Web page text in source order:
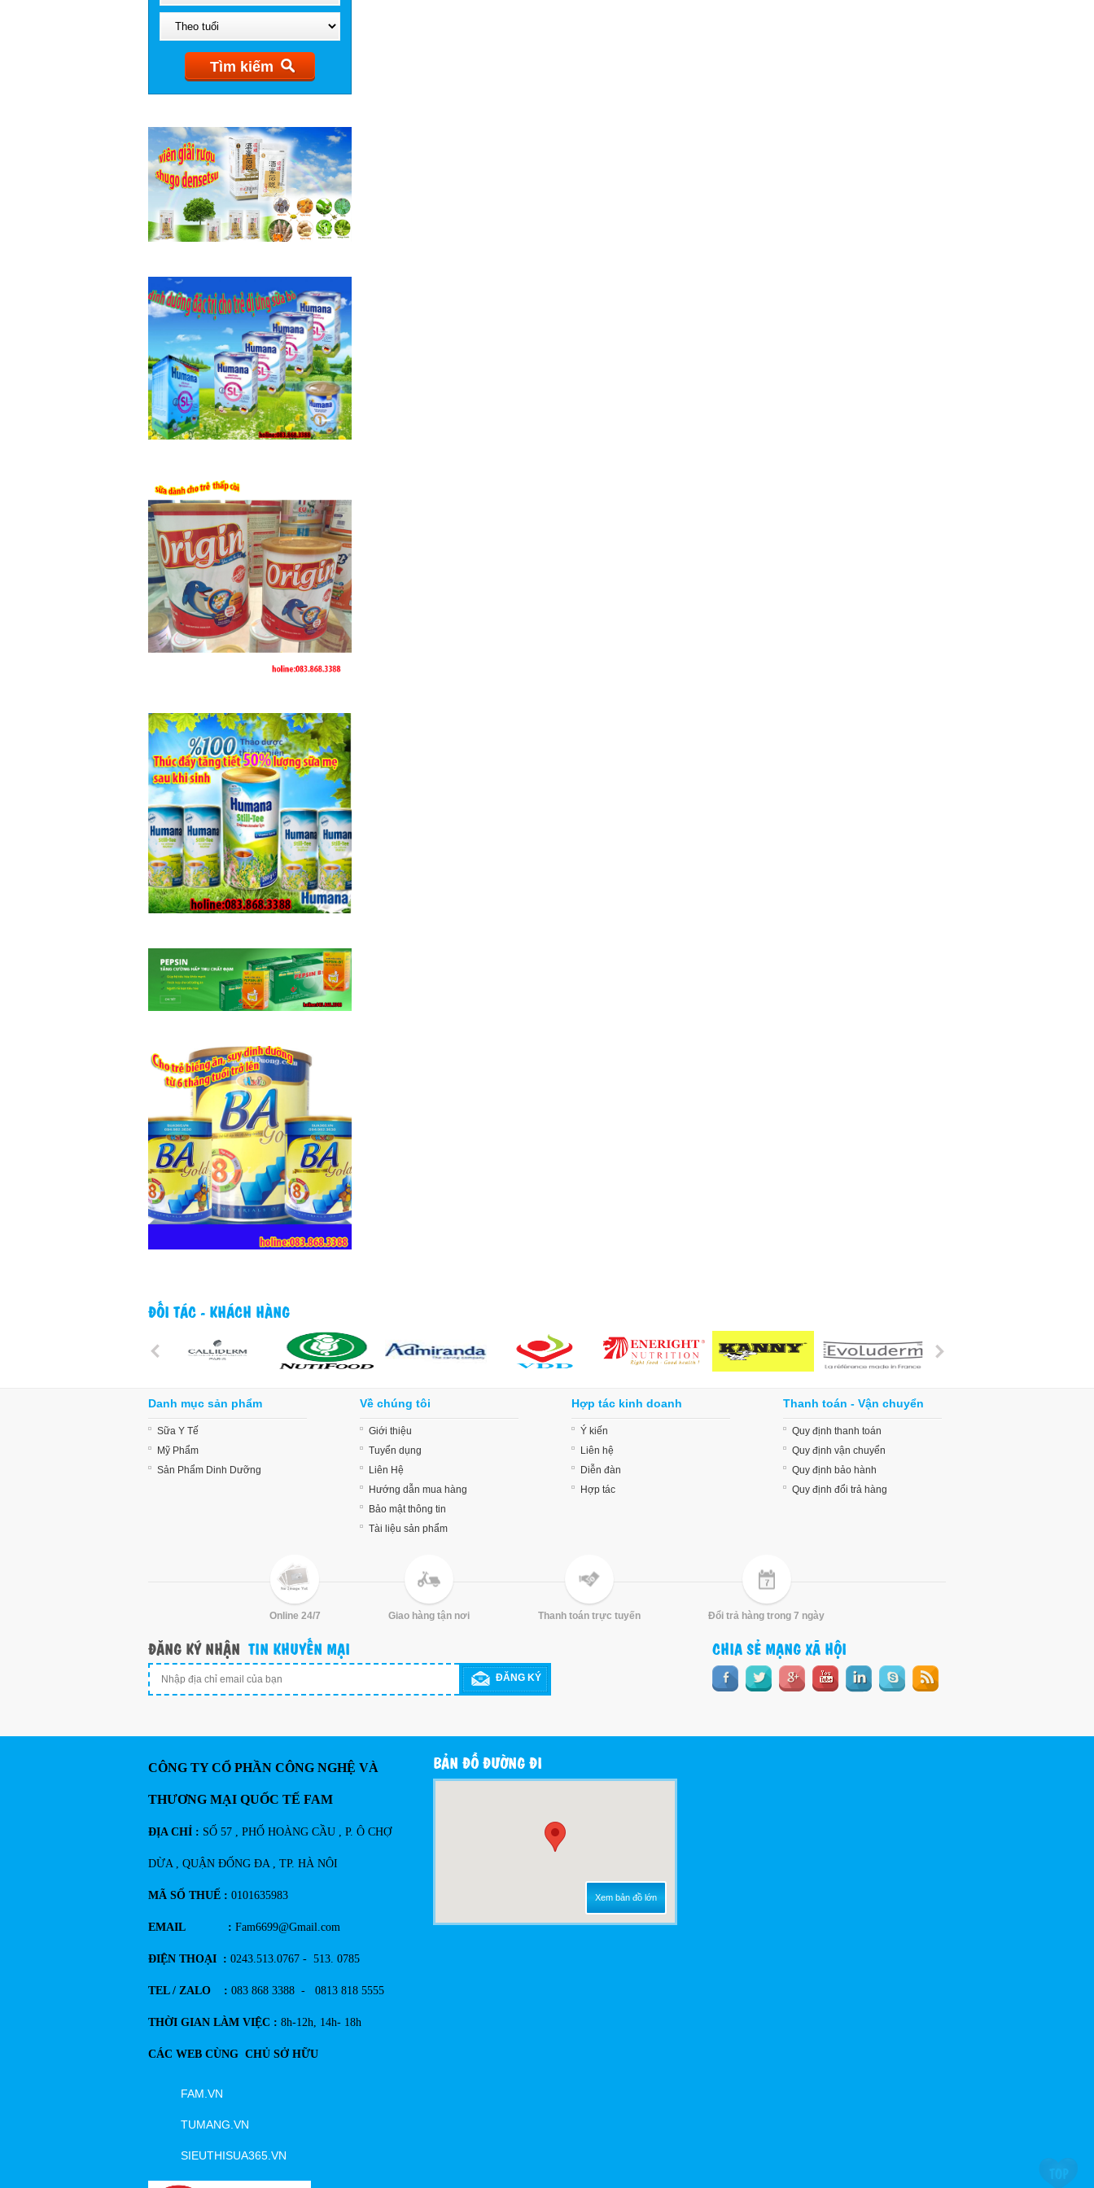
ĐỐI TÁC - KHÁCH HÀNG
Danh mục sản phẩm
Sữa Y Tế
Mỹ Phẩm
Sản Phẩm Dinh Dưỡng
Về chúng tôi
Giới thiệu
Tuyển dụng
Liên Hệ
Hướng dẫn mua hàng
Bảo mật thông tin
Tài liệu sản phẩm
Hợp tác kinh doanh
Ý kiến
Liên hệ
Diễn đàn
Hợp tác
Thanh toán - Vận chuyển
Quy định thanh toán
Quy định vận chuyển
Quy định bảo hành
Quy định đổi trả hàng
Online 24/7 Giao hàng tận nơi Thanh toán trực tuyến Đổi trả hàng trong 7 ngày
ĐĂNG KÝ NHẬN TIN KHUYẾN MẠI
ĐĂNG KÝ
CHIA SẺ MẠNG XÃ HỘI
CÔNG TY CỔ PHẦN CÔNG NGHỆ VÀ
THƯƠNG MẠI QUỐC TẾ FAM
ĐỊA CHỈ : SỐ 57 , PHỐ HOÀNG CẦU , P. Ô CHỢ
DỪA , QUẬN ĐỐNG ĐA , TP. HÀ NÔI
MÃ SỐ THUẾ : 0101635983
EMAIL : Fam6699@Gmail.com
ĐIỆN THOẠI : 0243.513.0767 - 513. 0785
TEL / ZALO : 083 868 3388 - 0813 818 5555
THỜI GIAN LÀM VIỆC : 8h-12h, 14h- 18h
CÁC WEB CÙNG CHỦ SỞ HỮU
FAM.VN
TUMANG.VN
SIEUTHISUA365.VN
BẢN ĐỒ ĐƯỜNG ĐI
Xem bản đồ lớn